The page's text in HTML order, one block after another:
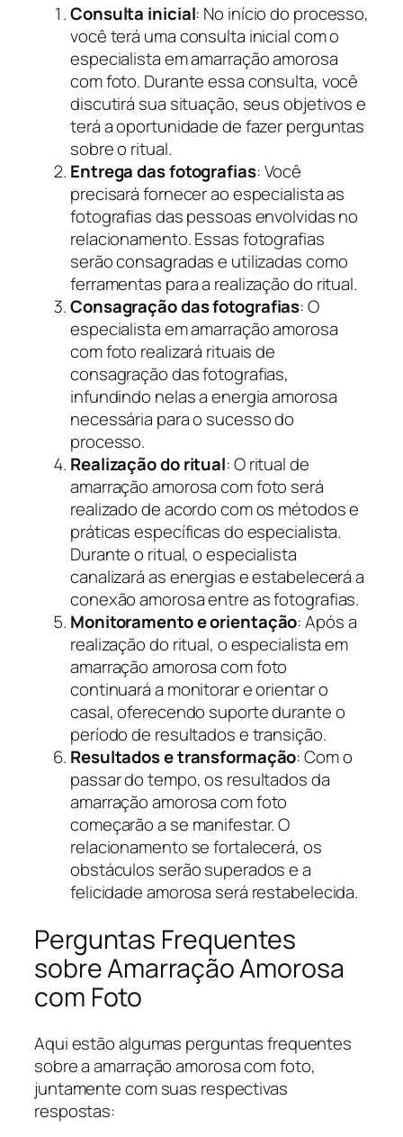
Consulta inicial: No início do processo,
você terá uma consulta inicial com o
especialista em amarração amorosa
com foto. Durante essa consulta, você
discutirá sua situação, seus objetivos e
terá a oportunidade de fazer perguntas
sobre o ritual.
Entrega das fotografias: Você
precisará fornecer ao especialista as
fotografias das pessoas envolvidas no
relacionamento. Essas fotografias
serão consagradas e utilizadas como
ferramentas para a realização do ritual.
Consagração das fotografias: O
especialista em amarração amorosa
com foto realizará rituais de
consagração das fotografias,
infundindo nelas a energia amorosa
necessária para o sucesso do
processo.
Realização do ritual: O ritual de
amarração amorosa com foto será
realizado de acordo com os métodos e
práticas específicas do especialista.
Durante o ritual, o especialista
canalizará as energias e estabelecerá a
conexão amorosa entre as fotografias.
Monitoramento e orientação: Após a
realização do ritual, o especialista em
amarração amorosa com foto
continuará a monitorar e orientar o
casal, oferecendo suporte durante o
período de resultados e transição.
Resultados e transformação: Com o
passar do tempo, os resultados da
amarração amorosa com foto
começarão a se manifestar. O
relacionamento se fortalecerá, os
obstáculos serão superados e a
felicidade amorosa será restabelecida.
Perguntas Frequentes
sobre Amarração Amorosa
com Foto
Aqui estão algumas perguntas frequentes
sobre a amarração amorosa com foto,
juntamente com suas respectivas
respostas: